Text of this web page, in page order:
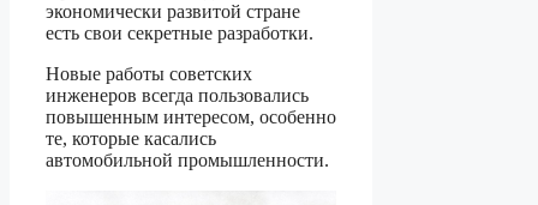
экономически развитой стране
есть свои секретные разработки.
Новые работы советских
инженеров всегда пользовались
повышенным интересом, особенно
те, которые касались
автомобильной промышленности.